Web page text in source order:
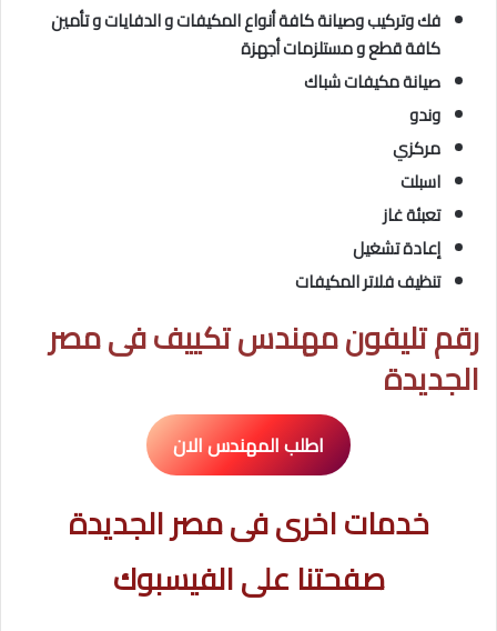
فك وتركيب وصيانة كافة أنواع المكيفات و الدفايات و تأمين
كافة قطع و مستلزمات أجهزة
صيانة مكيفات شباك
وندو
مركزي
اسبلت
تعبئة غاز
إعادة تشغيل
تنظيف فلاتر المكيفات
رقم تليفون مهندس تكييف فى مصر
الجديدة
اطلب المهندس الان
خدمات اخرى فى مصر الجديدة
صفحتنا على الفيسبوك